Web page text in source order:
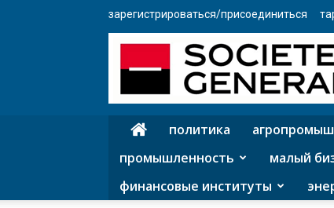
зарегистрироваться/присоединиться
политика
промышленность
малый
финансовые институты